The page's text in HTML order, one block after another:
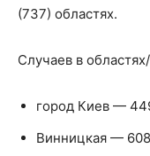
(737) областях.
Случаев в
город Киев —
Винницкая —